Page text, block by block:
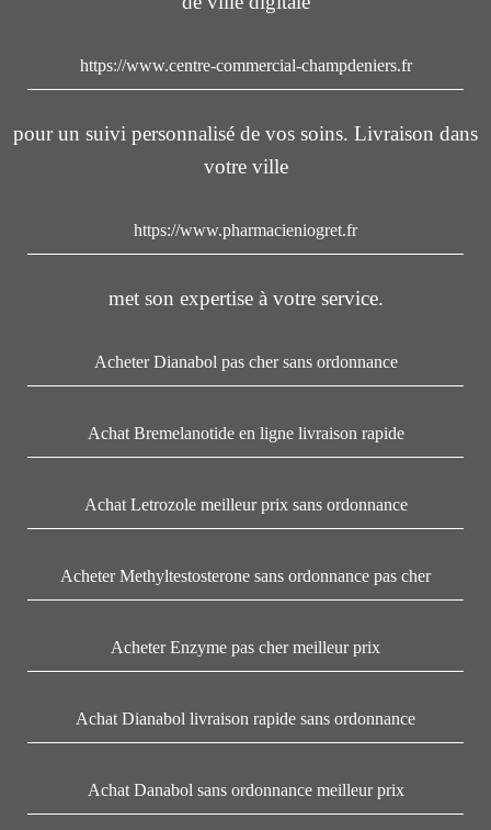
https://www.centre-commercial-champdeniers.fr
pour un suivi personnalisé de vos soins. Livraison dans
votre ville
https://www.pharmacieniogret.fr
met son expertise à votre service.
Acheter Dianabol pas cher sans ordonnance
Achat Bremelanotide en ligne livraison rapide
Achat Letrozole meilleur prix sans ordonnance
Acheter Methyltestosterone sans ordonnance pas cher
Acheter Enzyme pas cher meilleur prix
Achat Dianabol livraison rapide sans ordonnance
Achat Danabol sans ordonnance meilleur prix